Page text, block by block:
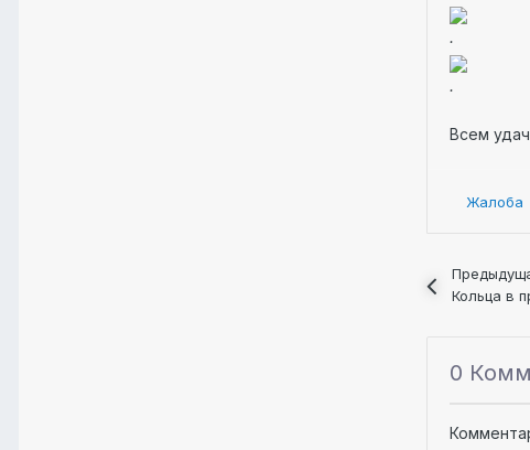
.
.
Всем
Жалоба
Кольца в
0